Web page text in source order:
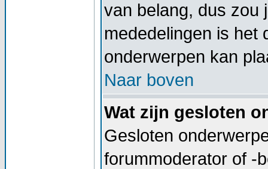
van belang, dus zou
mededelingen is het
onderwerpen kan
Naar boven
Wat zijn gesloten
Gesloten
forummoderator of -